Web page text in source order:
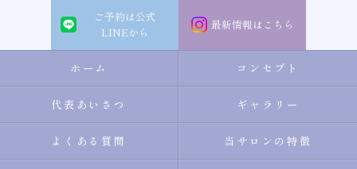
ご予約は公式
LINEから
最新情報はこちら
ホーム コンセプト
代表あいさつ ギャラリー
よくある質問 当サロンの特徴